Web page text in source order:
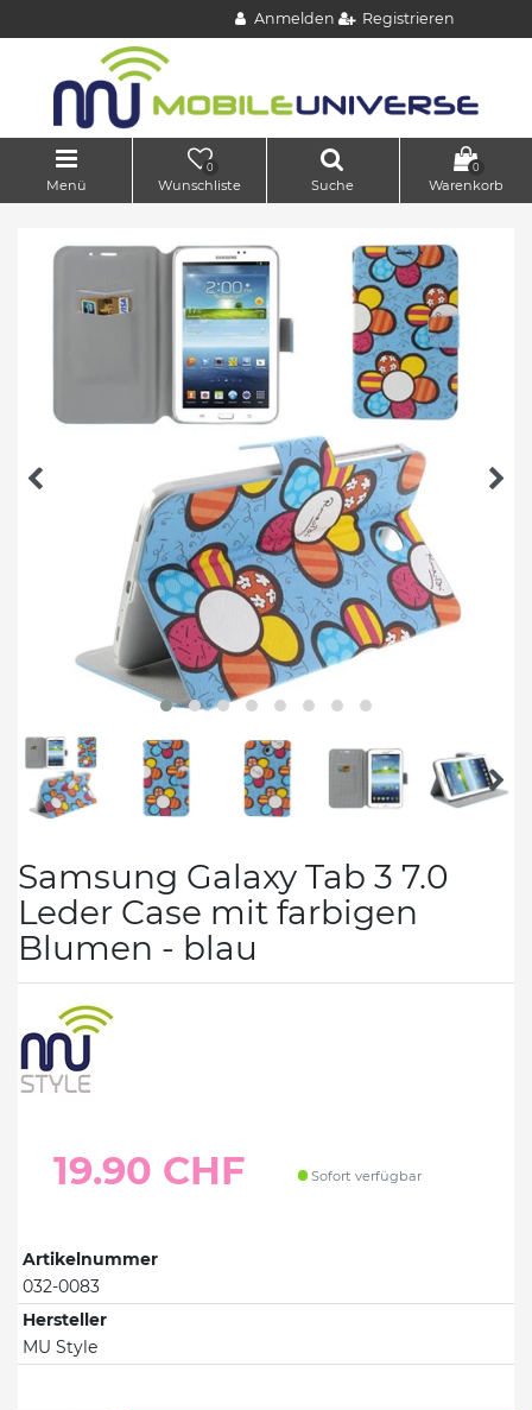
Anmelden Registrieren
Menü
0
Wunschliste Suche
0
Warenkorb
Samsung Galaxy Tab 3 7.0
Leder Case mit farbigen
Blumen - blau
19.90 CHF Sofort verfügbar
Artikelnummer
032-0083
Hersteller
MU Style